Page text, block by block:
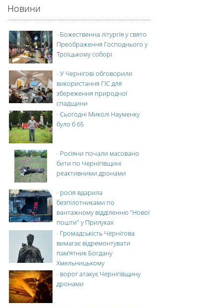
Новини
- Божественна літургія у свято
Преображення Господнього у
Троїцькому соборі
-У Чернігові обговорили
використання ГІС для
збереження природної
спадщини
-Сьогодні Миколі Науменку
було б 65
- Росіяни почали масовано
бити по Чернігівщині
реактивними дронами
- росія вдарила
безпілотниками по
вантажному відділенню "Нової
пошти" у Прилуках
- Громадськість Чернігова
вимагає відремонтувати
пам’ятник Богдану
Хмельницькому
- ворог атакує Чернігівщину
дронами